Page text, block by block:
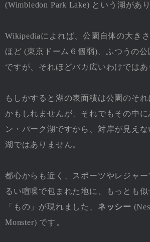
(Wimbledon Park Lake) という湖があり
Wikipediaによれば、公園自体の大き
ほど (東京ドーム６個弱)、ふつうの
ですが、それほどバカ広いわけではあ
もしかすると湖の表面積は公園のそ
かもしれませんが、それでもその中
ン・パーク湖ですから、対岸が見え
湖ではありません。
都心からも近く、スポーツやレジャ
るい喧噪で包まれた地に、もっとも
「もの」が現れました、 ネッシー
Monster) です。